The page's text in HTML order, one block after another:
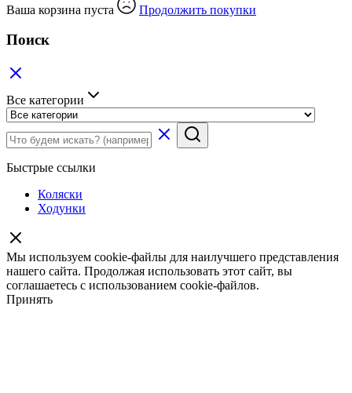
Ваша корзина пуста Продолжить покупки
Поиск
Все категории
Быстрые ссылки
Коляски
Ходунки
Мы используем cookie-файлы для наилучшего представления
нашего сайта. Продолжая использовать этот сайт, вы
соглашаетесь с использованием cookie-файлов.
Принять